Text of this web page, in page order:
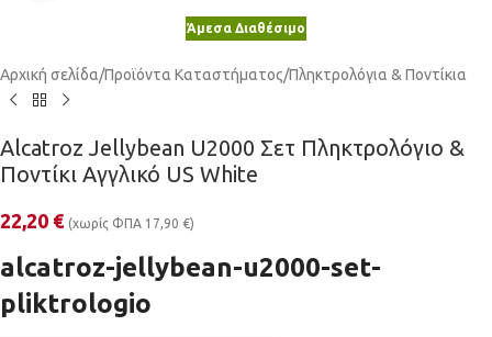
Άμεσα Διαθέσιμο
Αρχική σελίδα/Προϊόντα Καταστήματος/Πληκτρολόγια & Ποντίκια
Alcatroz Jellybean U2000 Σετ Πληκτρολόγιο &
Ποντίκι Αγγλικό US White
22,20 € (χωρίς ΦΠΑ 17,90 €)
alcatroz-jellybean-u2000-set-
pliktrologio